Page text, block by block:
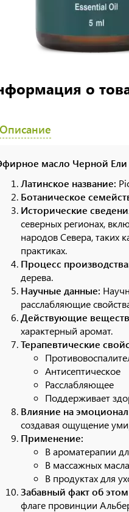
о
Описание
масло Черной Ели
Латинское название:
Ботаническое
Исторические
северных регионах,
народов Севера, таких
практиках.
Процесс
дерева.
Научные данные:
расслабляющие
Действующие
характерный аромат.
Терапевтические
Антисептическое
Расслабляющее
Поддерживает
Влияние на
создавая ощущение
Применение:
В ароматерапии
В массажных
В продуктах для
Забавный факт об
флаге провинции